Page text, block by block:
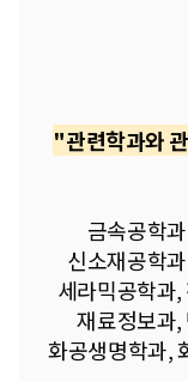
"관련학과와
금속공학
신소재공학
세라믹공학과
재료정보과
화공생명학과,